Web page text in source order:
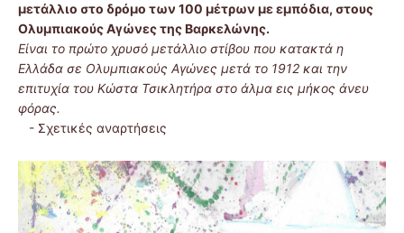
μετάλλιο στο δρόμο των 100 μέτρων με εμπόδια, στους
Ολυμπιακούς Αγώνες της Βαρκελώνης.
Είναι το πρώτο χρυσό μετάλλιο στίβου που κατακτά η
Ελλάδα σε Ολυμπιακούς Αγώνες μετά το 1912 και την
επιτυχία του Κώστα Τσικλητήρα στο άλμα εις μήκος άνευ
φόρας.
- Σχετικές αναρτήσεις